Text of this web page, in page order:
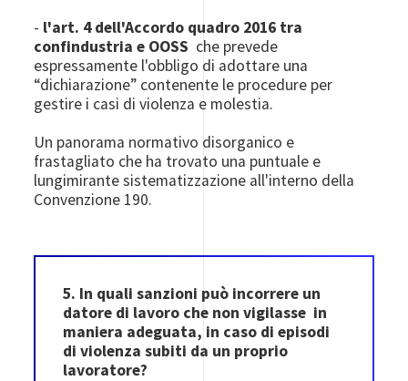
- l'art. 4 dell'Accordo quadro 2016 tra
confindustria e OOSS che prevede
espressamente l'obbligo di adottare una
“dichiarazione” contenente le procedure per
gestire i casi di violenza e molestia.
Un panorama normativo disorganico e
frastagliato che ha trovato una puntuale e
lungimirante sistematizzazione all'interno della
Convenzione 190.
5. In quali sanzioni può incorrere un
datore di lavoro che non vigilasse in
maniera adeguata, in caso di episodi
di violenza subiti da un proprio
lavoratore?